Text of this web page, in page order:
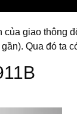
giao thông
Qua đó ta